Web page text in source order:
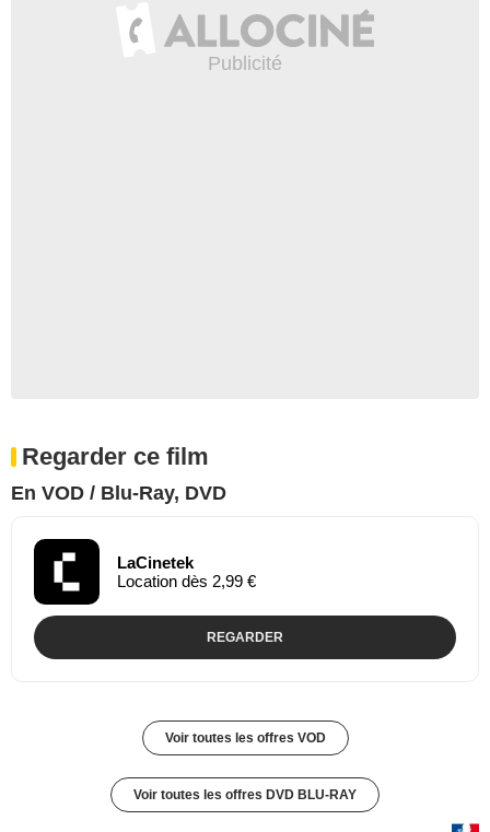
Regarder ce film
En VOD / Blu-Ray, DVD
LaCinetek
Location dès 2,99 €
REGARDER
Voir toutes les offres VOD
Voir toutes les offres DVD BLU-RAY